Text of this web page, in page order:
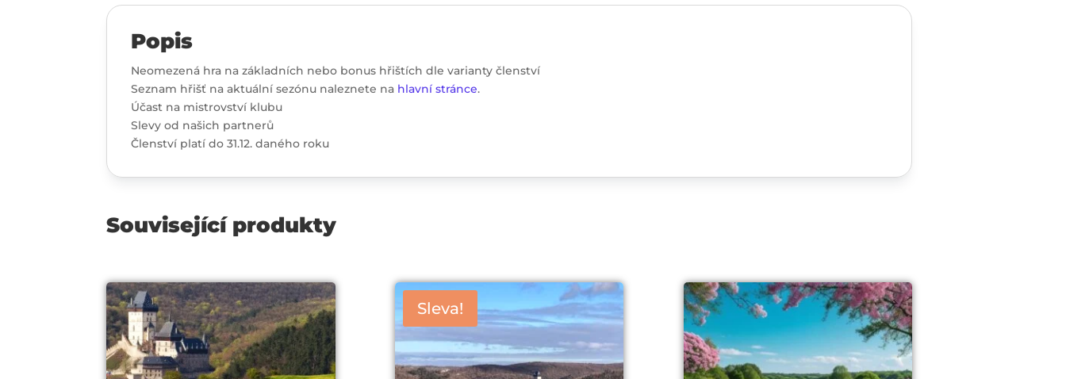
Popis
Neomezená hra na základních nebo bonus hřištích dle varianty členství
Seznam hřišť na aktuální sezónu naleznete na hlavní stránce.
Účast na mistrovství klubu
Slevy od našich partnerů
Členství platí do 31.12. daného roku
Související produkty
Sleva!